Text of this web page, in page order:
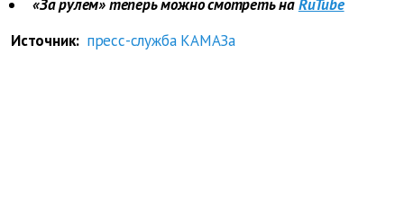
«За рулем» теперь можно смотреть наRuTube
Источник: пресс-служба КАМАЗа